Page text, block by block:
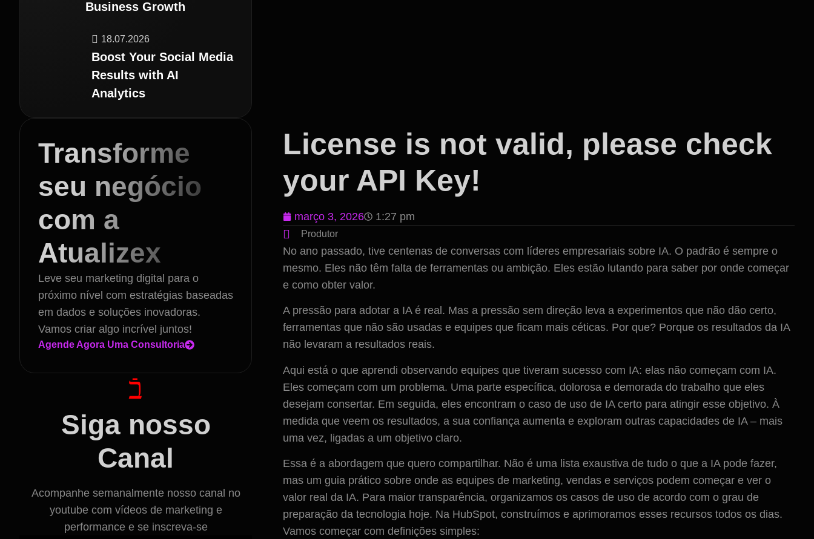
Business Growth
18.07.2026
Boost Your Social Media
Results with AI
Analytics
Transforme
seu negócio
com a
Atualizex
Leve seu marketing digital para o
próximo nível com estratégias baseadas
em dados e soluções inovadoras.
Vamos criar algo incrível juntos!
Agende Agora Uma Consultoria
Siga nosso
Canal
Acompanhe semanalmente nosso canal no
youtube com vídeos de marketing e
performance e se inscreva-se
License is not valid, please check
your API Key!
março 3, 2026 1:27 pm
Produtor
No ano passado, tive centenas de conversas com líderes empresariais sobre IA. O padrão é sempre o
mesmo. Eles não têm falta de ferramentas ou ambição. Eles estão lutando para saber por onde começar
e como obter valor.
A pressão para adotar a IA é real. Mas a pressão sem direção leva a experimentos que não dão certo,
ferramentas que não são usadas e equipes que ficam mais céticas. Por que? Porque os resultados da IA ​​
não levaram a resultados reais.
Aqui está o que aprendi observando equipes que tiveram sucesso com IA: elas não começam com IA.
Eles começam com um problema. Uma parte específica, dolorosa e demorada do trabalho que eles
desejam consertar. Em seguida, eles encontram o caso de uso de IA certo para atingir esse objetivo. À
medida que veem os resultados, a sua confiança aumenta e exploram outras capacidades de IA – mais
uma vez, ligadas a um objetivo claro.
Essa é a abordagem que quero compartilhar. Não é uma lista exaustiva de tudo o que a IA pode fazer,
mas um guia prático sobre onde as equipes de marketing, vendas e serviços podem começar e ver o
valor real da IA. Para maior transparência, organizamos os casos de uso de acordo com o grau de
preparação da tecnologia hoje. Na HubSpot, construímos e aprimoramos esses recursos todos os dias.
Vamos começar com definições simples: